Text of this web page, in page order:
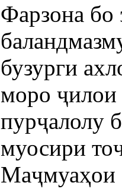
Фарзона
бузурги
моро ҷилои
пурҷалолу
муосири